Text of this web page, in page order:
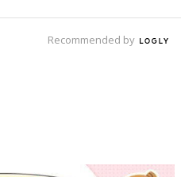
Recommended by